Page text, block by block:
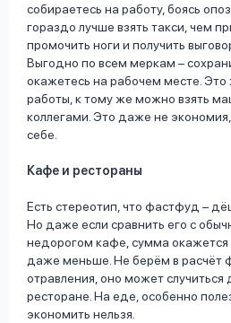
собираетесь на работу, боясь
гораздо лучше взять такси, чем
промочить ноги и получить
Выгодно по всем меркам –
окажетесь на рабочем месте. Это
работы, к тому же можно взять
коллегами. Это даже не
себе.
Кафе и рестораны
Есть стереотип, что фастфуд –
Но даже если сравнить его с
недорогом кафе, сумма
даже меньше. Не берём в расчёт
отравления, оно может
ресторане. На еде, особенно
экономить нельзя.